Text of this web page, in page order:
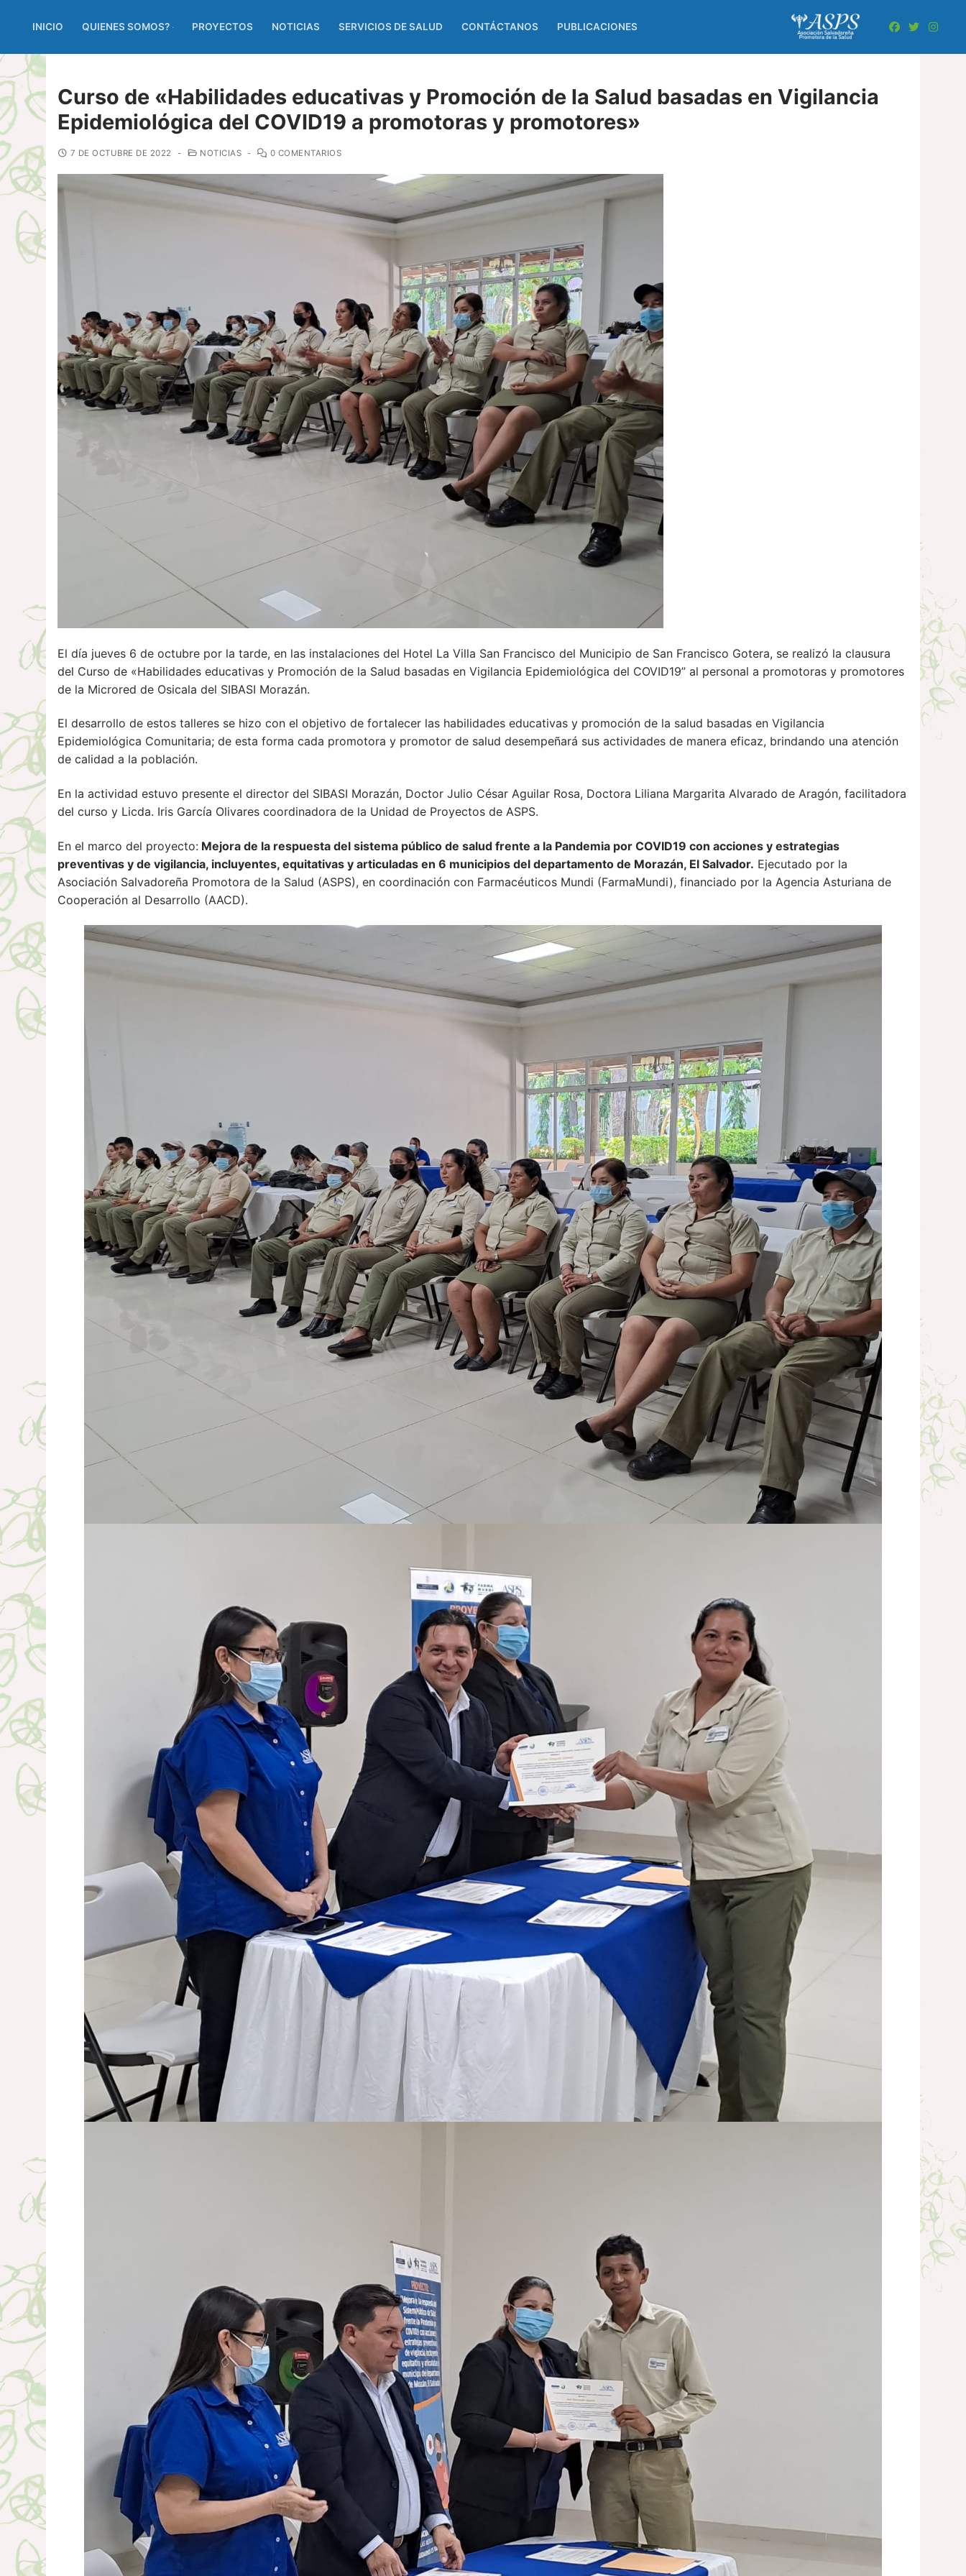
INICIO QUIENES SOMOS? PROYECTOS NOTICIAS SERVICIOS DE SALUD CONTÁCTANOS PUBLICACIONES
Curso de «Habilidades educativas y Promoción de la Salud basadas en Vigilancia
Epidemiológica del COVID19 a promotoras y promotores»
7 DE OCTUBRE DE 2022 - NOTICIAS - 0 COMENTARIOS
El día jueves 6 de octubre por la tarde, en las instalaciones del Hotel La Villa San Francisco del Municipio de San Francisco Gotera, se realizó la clausura
del Curso de «Habilidades educativas y Promoción de la Salud basadas en Vigilancia Epidemiológica del COVID19” al personal a promotoras y promotores
de la Microred de Osicala del SIBASI Morazán.
El desarrollo de estos talleres se hizo con el objetivo de fortalecer las habilidades educativas y promoción de la salud basadas en Vigilancia
Epidemiológica Comunitaria; de esta forma cada promotora y promotor de salud desempeñará sus actividades de manera eficaz, brindando una atención
de calidad a la población.
En la actividad estuvo presente el director del SIBASI Morazán, Doctor Julio César Aguilar Rosa, Doctora Liliana Margarita Alvarado de Aragón, facilitadora
del curso y Licda. Iris García Olivares coordinadora de la Unidad de Proyectos de ASPS.
En el marco del proyecto: Mejora de la respuesta del sistema público de salud frente a la Pandemia por COVID19 con acciones y estrategias
preventivas y de vigilancia, incluyentes, equitativas y articuladas en 6 municipios del departamento de Morazán, El Salvador. Ejecutado por la
Asociación Salvadoreña Promotora de la Salud (ASPS), en coordinación con Farmacéuticos Mundi (FarmaMundi), financiado por la Agencia Asturiana de
Cooperación al Desarrollo (AACD).